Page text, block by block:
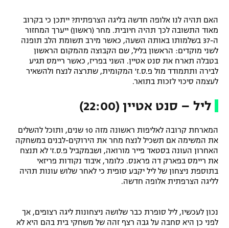
תקנון עבור פעילות ספורט 1 – "מרלן"
תנאי שימוש
מדיניות פרטיות
תקנון פעילות ספורט 1
רשיון להקרנה פומבית לבית עסק
הצטרפות לחבילת הערוצים
לוח דרושים – ג'ובנט
תגיות
ספורט אתגרי ואקסטרים
אומנויות לחימה
האם תהיה לנו אלופה חדשה בליגה הצרפתית? ייתכן כי בקרוב
מאוד התשובה לכך תהיה חיובית. מחר (ראשון) ייערך המחזור
ה-37 בשלמותו באותה השעה, כאשר מירב תשומת הלב תופנה
לשני מוקדים: הראשון בליל, שם הקבוצה מהמקום הראשון
בטבלה תארח את סנט אטיין. השני בפריז, כאשר ריימס תגיע
לבירה ותתמודד מול פ.ס.ז' המקומית, שתרצה לנצח ולהשאיר
לעצמה סיכוי לזכות בתואר.
ליל – סנט אטיין (22:00)
המארחת קרובה לאליפות ראשונה מזה 10 שנים, ותוכל להשלים
את המשימה אם תשכיל לנצח מחר את הירוקים-לבנים במשחקה
האחרון העונה בסטאד פייר מורואה, ושבמקביל פ.ס.ז' לא תנצח
את ריימס בפארק דה פראנס. כלומר, איבוד נקודות פריזאי
בתוספת ניצחון של ליל יקבע סופית כי לאחר שלוש עונות תהיה
לליגה הצרפתית אלופה חדשה.
נכון לעכשיו, ליל סופרת כבר שלושה ניצחונות ליגה רצופים, אך
לפני כן היא סחבה על גבה רצף זהה של משחקי בית בהם היא לא